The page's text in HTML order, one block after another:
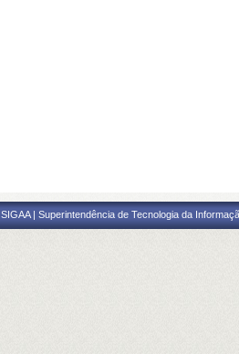
SIGAA | Superintendência de Tecnologia da